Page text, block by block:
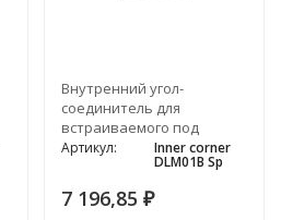
Внутренний угол-
соединитель для
встраиваемого под
штукатурку магнитного
шинопровода, черный
Артикул: Inner corner
DLM01B Sp
7 196,85 ₽